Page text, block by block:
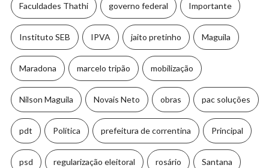
Faculdades Thathi governo federal Importante
Instituto SEB IPVA jaito pretinho Maguila
Maradona marcelo tripão mobilização
Nilson Maguila Novais Neto obras pac soluções
pdt Política prefeitura de correntina Principal
psd regularização eleitoral rosário Santana